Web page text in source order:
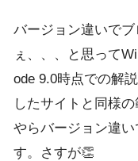
バージョン違いで
ぇ、、、と思って
ode 9.0時点での解
したサイトと同様
やらバージョン違
す。さすが👏